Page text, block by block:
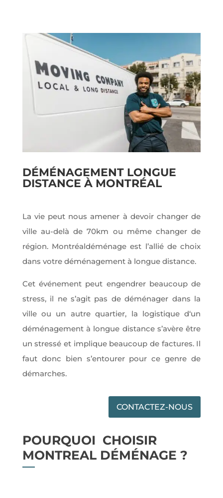
DÉMÉNAGEMENT LONGUE
DISTANCE À MONTRÉAL
La vie peut nous amener à devoir changer de
ville au-delà de 70km ou même changer de
région. Montréaldéménage est l’allié de choix
dans votre déménagement à longue distance.
Cet événement peut engendrer beaucoup de
stress, il ne s’agit pas de déménager dans la
ville ou un autre quartier, la logistique d‘un
déménagement à longue distance s’avère être
un stressé et implique beaucoup de factures. Il
faut donc bien s’entourer pour ce genre de
démarches.
CONTACTEZ-NOUS
POURQUOI CHOISIR
MONTREAL DÉMÉNAGE ?